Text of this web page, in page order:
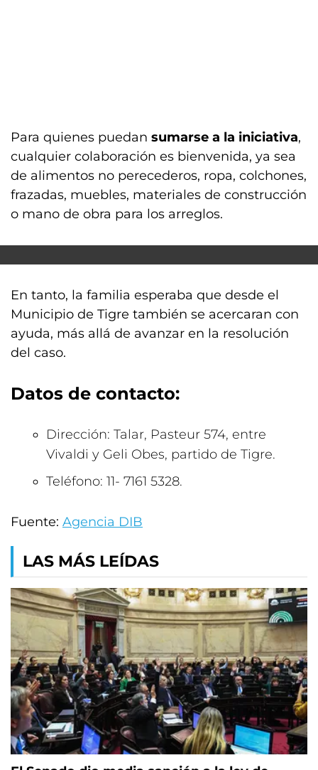
Para quienes puedan sumarse a la iniciativa,
cualquier colaboración es bienvenida, ya sea
de alimentos no perecederos, ropa, colchones,
frazadas, muebles, materiales de construcción
o mano de obra para los arreglos.
En tanto, la familia esperaba que desde el
Municipio de Tigre también se acercaran con
ayuda, más allá de avanzar en la resolución
del caso.
Datos de contacto:
Dirección: Talar, Pasteur 574, entre
Vivaldi y Geli Obes, partido de Tigre.
Teléfono: 11- 7161 5328.
Fuente: Agencia DIB
LAS MÁS LEÍDAS